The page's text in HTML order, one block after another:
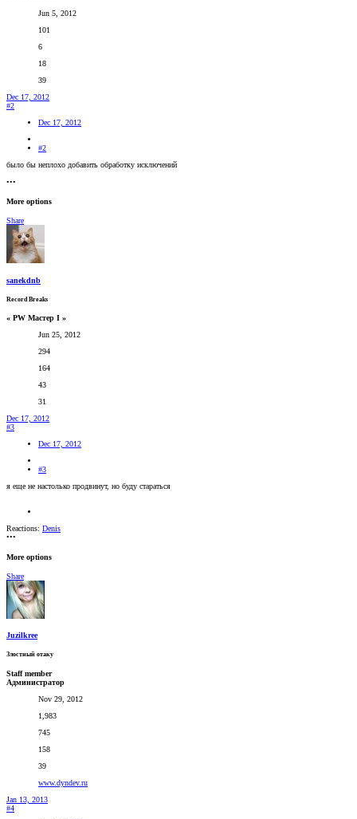
Jun 5, 2012
101
6
18
39
Dec 17, 2012
#2
Dec 17, 2012
#2
было бы неплохо добавить обработку исключений
•••
More options
Share
sanekdnb
Record Breaks
« PW Мастер I »
Jun 25, 2012
294
164
43
31
Dec 17, 2012
#3
Dec 17, 2012
#3
я еще не настолько продвинут, но буду стараться
Reactions: Denis
•••
More options
Share
Juzilkree
Злостный отаку
Staff member
Администратор
Nov 29, 2012
1,983
745
158
39
www.dyndev.ru
Jan 13, 2013
#4